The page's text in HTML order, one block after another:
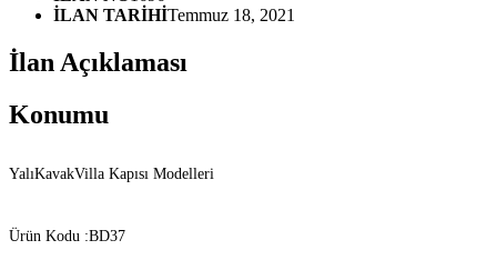
İLAN TARİHİTemmuz 18, 2021
İlan Açıklaması
Konumu
YalıKavakVilla Kapısı Modelleri
Ürün Kodu :BD37